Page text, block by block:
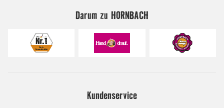
Darum zu HORNBACH
Kundenservice